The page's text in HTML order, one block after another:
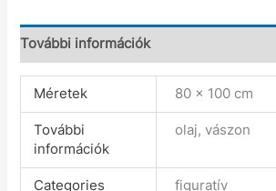
További információk
Méretek 80 × 100 cm
További
információk
olaj, vászon
Categories figuratív